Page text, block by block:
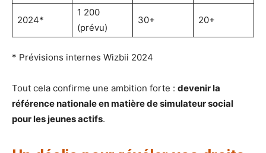
2024*
1 200
(prévu)
30+ 20+
* Prévisions internes Wizbii 2024
Tout cela confirme une ambition forte : devenir la
référence nationale en matière de simulateur social
pour les jeunes actifs.